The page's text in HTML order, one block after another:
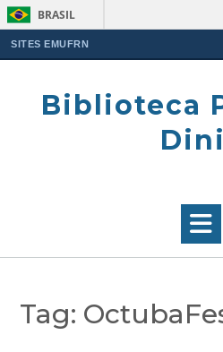
BRASIL
SITES EMUFRN
Biblioteca
Tag: